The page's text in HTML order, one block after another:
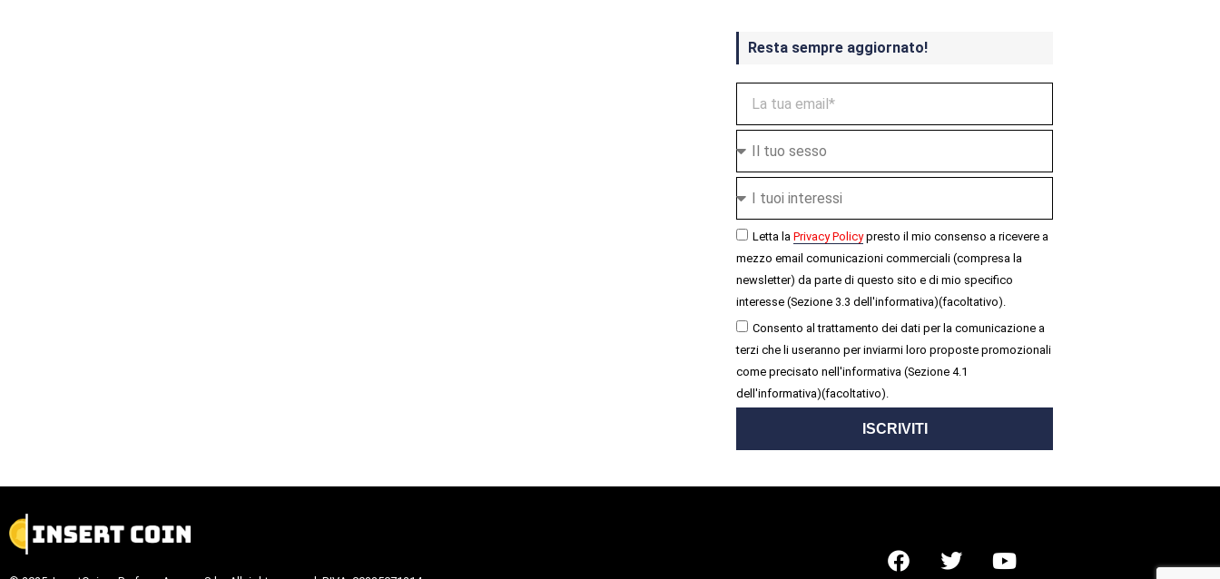
Resta sempre aggiornato!
Letta la Privacy Policypresto il mio consenso a ricevere a
mezzo email comunicazioni commerciali (compresa la
newsletter) da parte di questo sito e di mio specifico
interesse (Sezione 3.3 dell'informativa)(facoltativo).
Consento al trattamento dei dati per la comunicazione a
terzi che li useranno per inviarmi loro proposte promozionali
come precisato nell'informativa (Sezione 4.1
dell'informativa)(facoltativo).
ISCRIVITI